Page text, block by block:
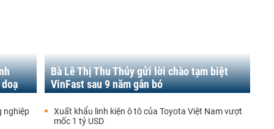
nghiệp
Bà Lê Thị Thu Thủy gửi lời chào tạm biệt
VinFast sau 9 năm gắn bó
Xuất khẩu linh kiện ô tô của Toyota Việt Nam vượt
mốc 1 tỷ USD